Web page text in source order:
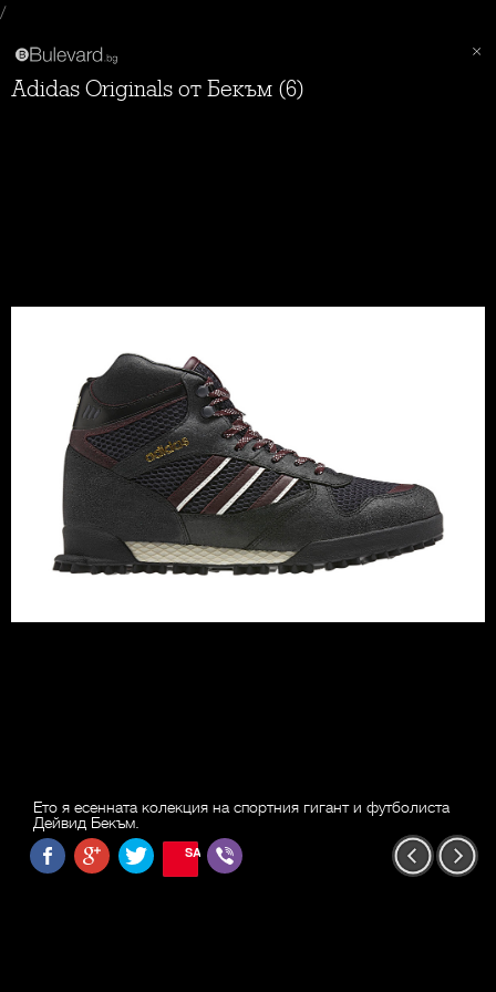
/
adidas Originals от Бекъм (6)
Ето я есенната колекция на спортния гигант и футболиста
Дейвид Бекъм.
SAVE